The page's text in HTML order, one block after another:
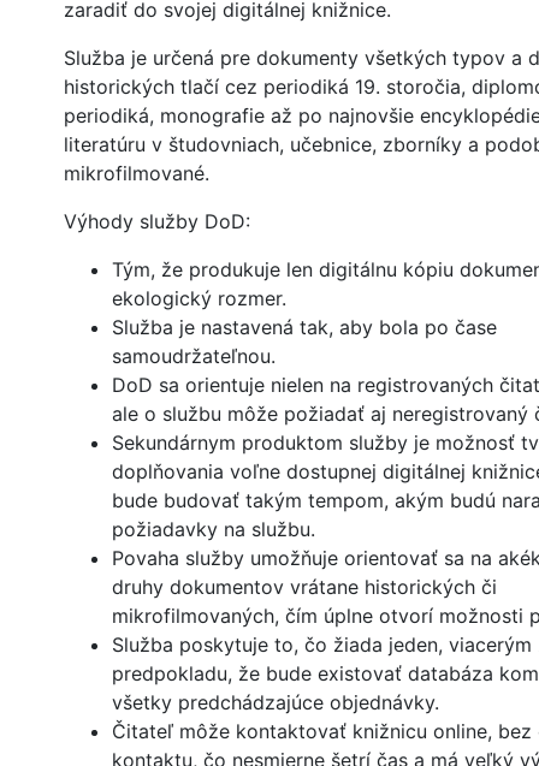
zaradiť do svojej digitálnej knižnice.
Služba je určená pre dokumenty všetkých typov a
historických tlačí cez periodiká 19. storočia,
periodiká, monografie až po najnovšie
literatúru v študovniach, učebnice, zborníky a
mikrofilmované.
Výhody služby DoD:
Tým, že produkuje len digitálnu kópiu
ekologický rozmer.
Služba je nastavená tak, aby bola po čase
samoudržateľnou.
DoD sa orientuje nielen na registrovaných
ale o službu môže požiadať aj neregistrovaný
Sekundárnym produktom služby je možnosť
doplňovania voľne dostupnej digitálnej
bude budovať takým tempom, akým budú
požiadavky na službu.
Povaha služby umožňuje orientovať sa na
druhy dokumentov vrátane historických či
mikrofilmovaných, čím úplne otvorí možnosti
Služba poskytuje to, čo žiada jeden, viacerým
predpokladu, že bude existovať databáza
všetky predchádzajúce objednávky.
Čitateľ môže kontaktovať knižnicu online, bez
kontaktu, čo nesmierne šetrí čas a má veľký